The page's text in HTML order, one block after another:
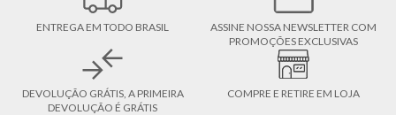
ENTREGA EM TODO BRASIL
ASSINE NOSSA NEWSLETTER COM
PROMOÇÕES EXCLUSIVAS
DEVOLUÇÃO GRÁTIS, A PRIMEIRA
DEVOLUÇÃO É GRÁTIS
COMPRE E RETIRE EM LOJA